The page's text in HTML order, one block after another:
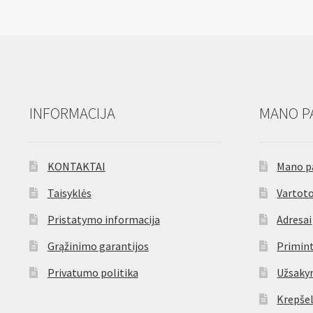
INFORMACIJA
KONTAKTAI
Taisyklės
Pristatymo informacija
Grąžinimo garantijos
Privatumo politika
MANO
Mano
Adresai